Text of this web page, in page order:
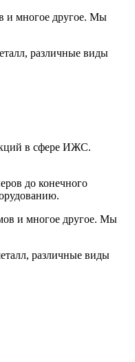
и многое другое. Мы
различные виды
в сфере ИЖС.
до конечного
и многое другое. Мы
различные виды